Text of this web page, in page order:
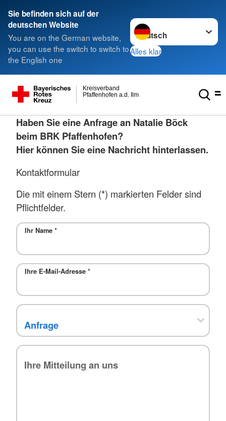
Sie befinden sich auf der
deutschen Website
You are on the German website,
you can use the switch to switch to
the English one
Sprache wechseln zu
Alles klar
Pfaffenhofen a.d. Ilm
Kreisverband
Haben Sie eine Anfrage an Natalie Böck
beim BRK Pfaffenhofen?
Hier können Sie eine Nachricht hinterlassen.
Kontaktformular
Die mit einem Stern (*) markierten Felder sind
Pflichtfelder.
Ihr Name *
Ihre E-Mail-Adresse *